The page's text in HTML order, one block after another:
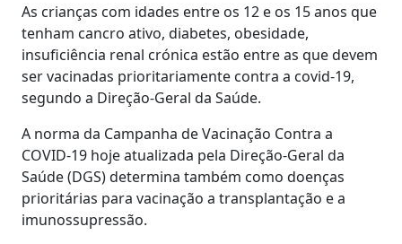
As crianças com idades entre os 12 e os 15 anos que
tenham cancro ativo, diabetes, obesidade,
insuficiência renal crónica estão entre as que devem
ser vacinadas prioritariamente contra a covid-19,
segundo a Direção-Geral da Saúde.
A norma da Campanha de Vacinação Contra a
COVID-19 hoje atualizada pela Direção-Geral da
Saúde (DGS) determina também como doenças
prioritárias para vacinação a transplantação e a
imunossupressão.